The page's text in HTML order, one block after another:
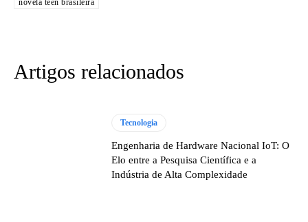
novela teen brasileira
Artigos relacionados
Tecnologia
Engenharia de Hardware Nacional IoT: O
Elo entre a Pesquisa Científica e a
Indústria de Alta Complexidade